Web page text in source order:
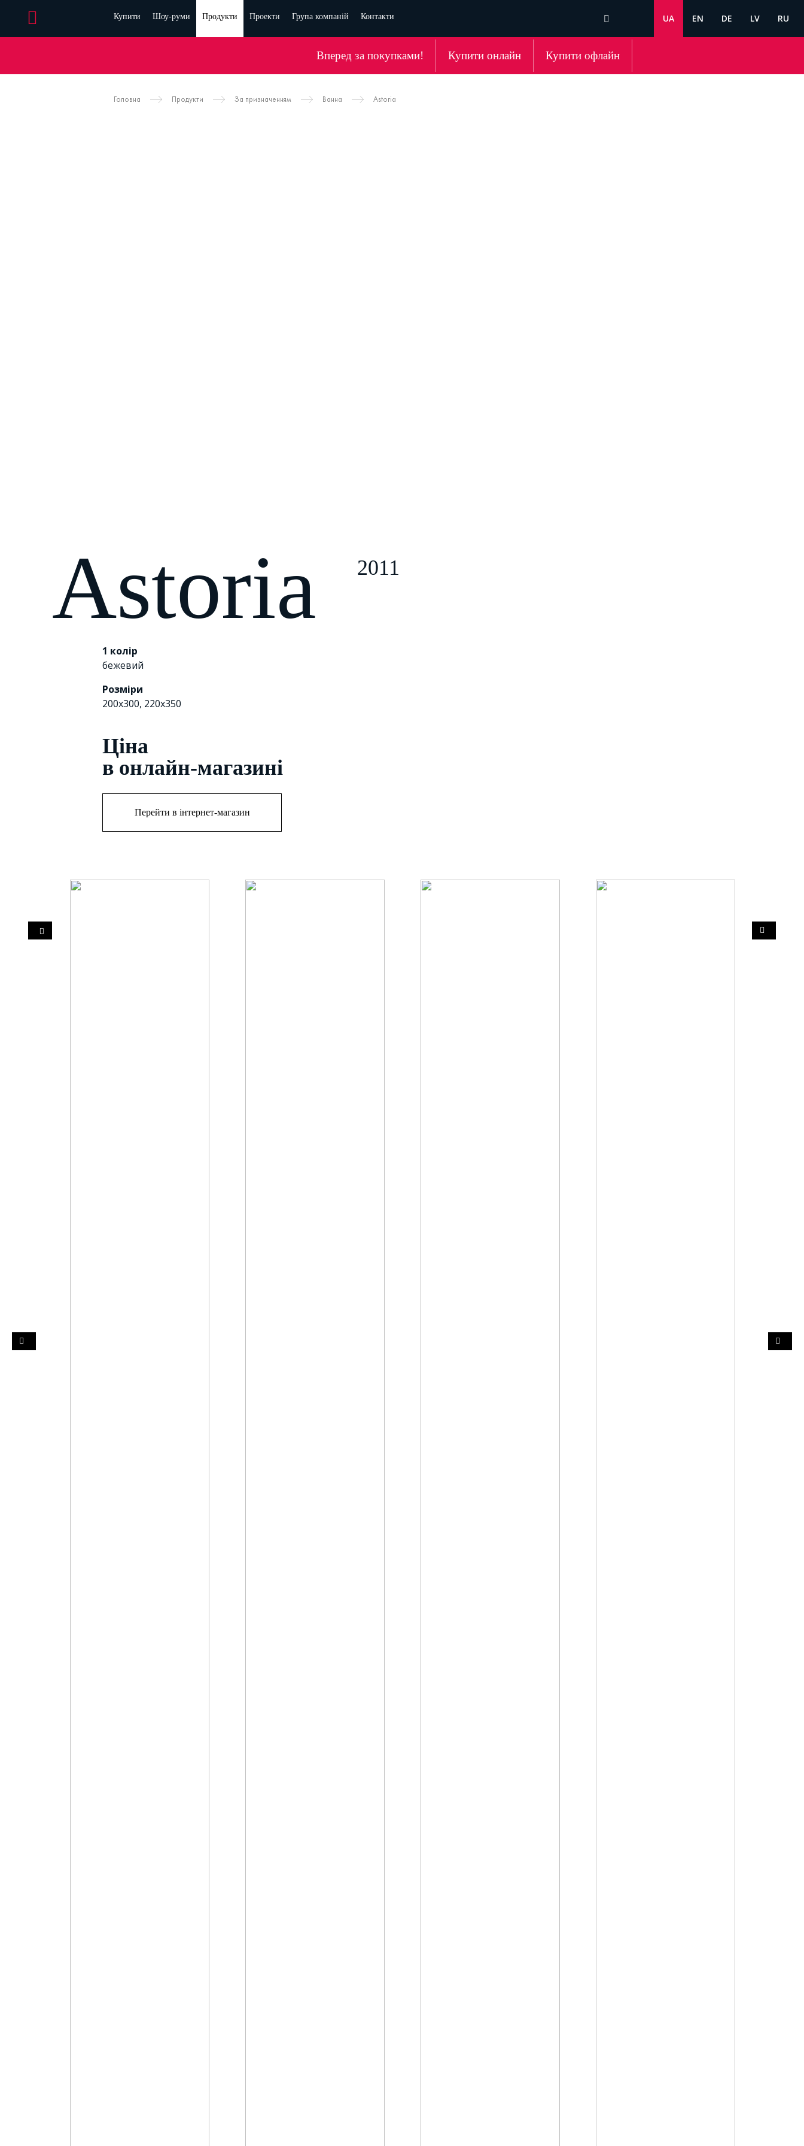
Купити Шоу-руми Продукти Проекти Група компаній Контакти UA EN DE LV RU
Вперед за покупками! Купити онлайн Купити офлайн
Головна Продукти За призначенням Ванна Astoria
Astoria 2011
1 колір
бежевий
Розміри
200х300, 220x350
Цiна
в онлайн-магазині
Перейти в інтернет-магазин